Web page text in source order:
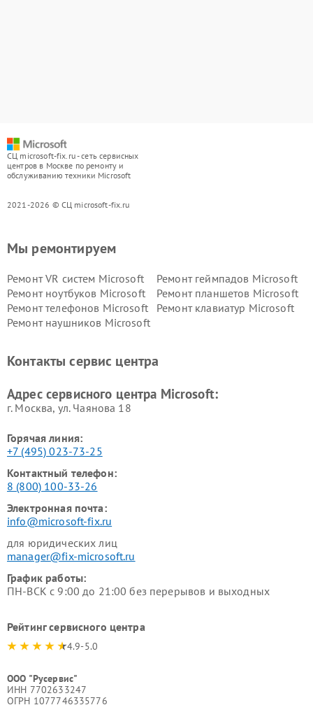
СЦ microsoft-fix.ru - сеть сервисных
центров в Москве по ремонту и
обслуживанию техники Microsoft
2021-2026 © СЦ microsoft-fix.ru
Мы ремонтируем
Ремонт VR систем Microsoft
Ремонт геймпадов Microsoft
Ремонт ноутбуков Microsoft
Ремонт планшетов Microsoft
Ремонт телефонов Microsoft
Ремонт клавиатур Microsoft
Ремонт наушников Microsoft
Контакты сервис центра
Адрес сервисного центра Microsoft:
г. Москва, ул. Чаянова 18
Горячая линия:
+7 (495) 023-73-25
Контактный телефон:
8 (800) 100-33-26
Электронная почта:
info@microsoft-fix.ru
для юридических лиц
manager@fix-microsoft.ru
График работы:
ПН-ВСК с 9:00 до 21:00 без перерывов и выходных
Рейтинг сервисного центра
4.9-5.0
ООО "Русервис"
ИНН 7702633247
ОГРН 1077746335776